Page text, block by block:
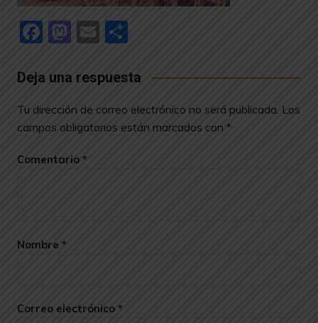
F
c
b
o
M
st
d
n
E
ai
C
m
p
ar
Deja una respuesta
Tu dirección de correo electrónico no será publicada. Los
campos obligatorios están marcados con *
Comentario *
Nombre *
Correo electrónico *